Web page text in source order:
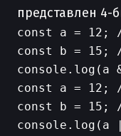
представлен 4-
const a = 12; //
const b = 15; //
console.log(a
const a = 12; //
const b = 15; //
console.log(a